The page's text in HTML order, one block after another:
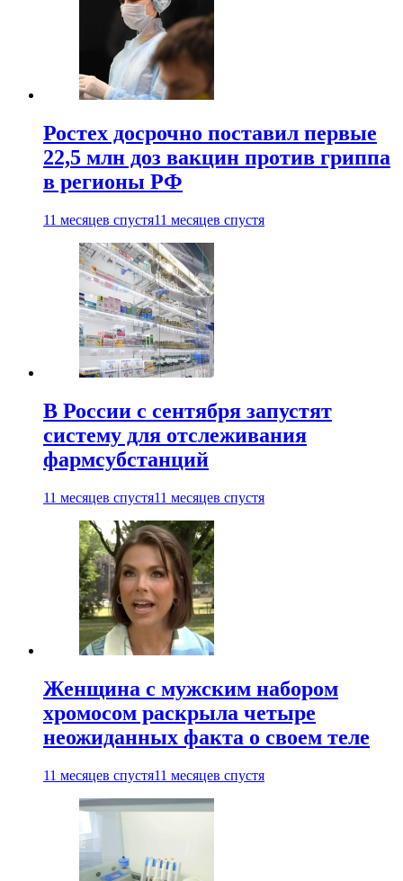
Ростех досрочно поставил первые
22,5 млн доз вакцин против гриппа
в регионы РФ
11 месяцев спустя11 месяцев спустя
В России с сентября запустят
систему для отслеживания
фармсубстанций
11 месяцев спустя11 месяцев спустя
Женщина с мужским набором
хромосом раскрыла четыре
неожиданных факта о своем теле
11 месяцев спустя11 месяцев спустя